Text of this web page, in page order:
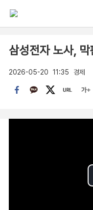
삼성전자 노사, 막
2026-05-20 11:35 경제